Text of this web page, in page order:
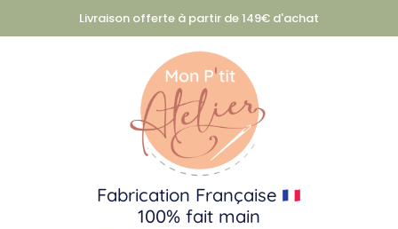
Livraison offerte à partir de 149€ d'achat
Fabrication Française
100% fait main